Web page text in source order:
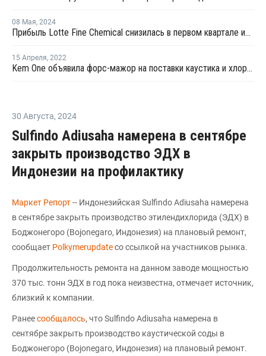
08 Мая, 2024
Прибыль Lotte Fine Chemical снизилась в первом квартале из-за падения продаж и цен
15 Апреля, 2022
Kem One объявила форс-мажор на поставки каустика и хлора во Франции
30 Августа, 2024
Sulfindo Adiusaha намерена в сентябре
закрыть производство ЭДХ в
Индонезии на профилактику
Маркет Репорт-- Индонезийская Sulfindo Adiusaha намерена
в сентябре закрыть производство этилендихлорида (ЭДХ) в
Боджонегоро (Bojonegaro, Индонезия) на плановый ремонт,
сообщает Polkymerupdateсо ссылкой на участников рынка.
Продолжительность ремонта на данном заводе мощностью
370 тыс. тонн ЭДХ в год пока неизвестна, отмечает источник,
близкий к компании.
Ранеесообщалось, что Sulfindo Adiusaha намерена в
сентябре закрыть производство каустической соды в
Боджонегоро (Bojonegaro, Индонезия) на плановый ремонт.